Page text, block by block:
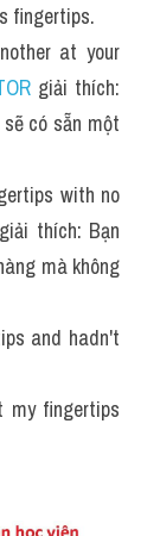
fingertips.
at your
giải thích:
có sẵn một
with no
giải thích: Bạn
mà không
and hadn't
fingertips